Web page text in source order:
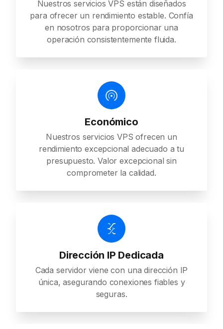
Nuestros servicios VPS están diseñados
para ofrecer un rendimiento estable. Confía
en nosotros para proporcionar una
operación consistentemente fluida.
Económico
Nuestros servicios VPS ofrecen un
rendimiento excepcional adecuado a tu
presupuesto. Valor excepcional sin
comprometer la calidad.
Dirección IP Dedicada
Cada servidor viene con una dirección IP
única, asegurando conexiones fiables y
seguras.